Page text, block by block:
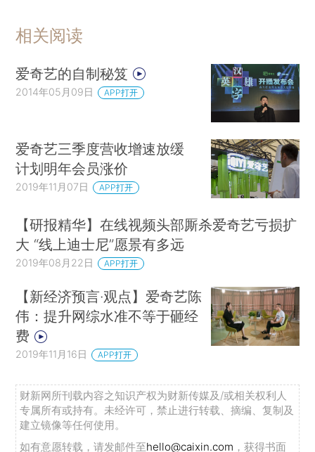
相关阅读
爱奇艺的自制秘笈
2014年05月09日 APP打开
爱奇艺三季度营收增速放缓
计划明年会员涨价
2019年11月07日 APP打开
【研报精华】在线视频头部厮杀爱奇艺亏损扩
大 “线上迪士尼”愿景有多远
2019年08月22日 APP打开
【新经济预言·观点】爱奇艺陈
伟：提升网综水准不等于砸经
费
2019年11月16日 APP打开
财新网所刊载内容之知识产权为财新传媒及/或相关权利人
专属所有或持有。未经许可，禁止进行转载、摘编、复制及
建立镜像等任何使用。
如有意愿转载，请发邮件至hello@caixin.com ，获得书面